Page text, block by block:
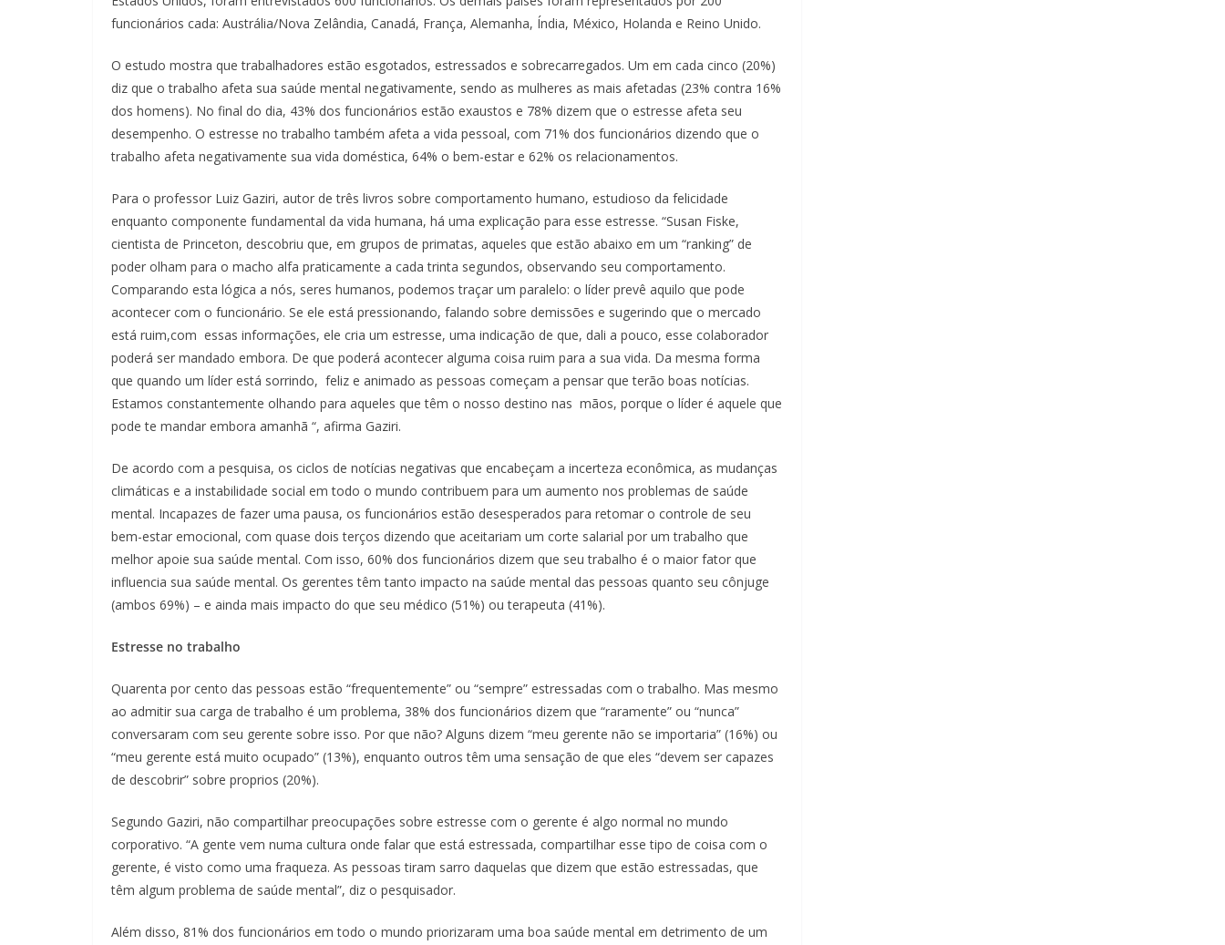
funcionários cada: Austrália/Nova Zelândia, Canadá, França, Alemanha, Índia, México, Holanda e Reino Unido.
O estudo mostra que trabalhadores estão esgotados, estressados e sobrecarregados. Um em cada cinco (20%)
diz que o trabalho afeta sua saúde mental negativamente, sendo as mulheres as mais afetadas (23% contra 16%
dos homens). No final do dia, 43% dos funcionários estão exaustos e 78% dizem que o estresse afeta seu
desempenho. O estresse no trabalho também afeta a vida pessoal, com 71% dos funcionários dizendo que o
trabalho afeta negativamente sua vida doméstica, 64% o bem-estar e 62% os relacionamentos.
Para o professor Luiz Gaziri, autor de três livros sobre comportamento humano, estudioso da felicidade
enquanto componente fundamental da vida humana, há uma explicação para esse estresse. “Susan Fiske,
cientista de Princeton, descobriu que, em grupos de primatas, aqueles que estão abaixo em um “ranking” de
poder olham para o macho alfa praticamente a cada trinta segundos, observando seu comportamento.
Comparando esta lógica a nós, seres humanos, podemos traçar um paralelo: o líder prevê aquilo que pode
acontecer com o funcionário. Se ele está pressionando, falando sobre demissões e sugerindo que o mercado
está ruim,com essas informações, ele cria um estresse, uma indicação de que, dali a pouco, esse colaborador
poderá ser mandado embora. De que poderá acontecer alguma coisa ruim para a sua vida. Da mesma forma
que quando um líder está sorrindo, feliz e animado as pessoas começam a pensar que terão boas notícias.
Estamos constantemente olhando para aqueles que têm o nosso destino nas mãos, porque o líder é aquele que
pode te mandar embora amanhã “, afirma Gaziri.
De acordo com a pesquisa, os ciclos de notícias negativas que encabeçam a incerteza econômica, as mudanças
climáticas e a instabilidade social em todo o mundo contribuem para um aumento nos problemas de saúde
mental. Incapazes de fazer uma pausa, os funcionários estão desesperados para retomar o controle de seu
bem-estar emocional, com quase dois terços dizendo que aceitariam um corte salarial por um trabalho que
melhor apoie sua saúde mental. Com isso, 60% dos funcionários dizem que seu trabalho é o maior fator que
influencia sua saúde mental. Os gerentes têm tanto impacto na saúde mental das pessoas quanto seu cônjuge
(ambos 69%) – e ainda mais impacto do que seu médico (51%) ou terapeuta (41%).
Estresse no trabalho
Quarenta por cento das pessoas estão “frequentemente” ou “sempre” estressadas com o trabalho. Mas mesmo
ao admitir sua carga de trabalho é um problema, 38% dos funcionários dizem que “raramente” ou “nunca”
conversaram com seu gerente sobre isso. Por que não? Alguns dizem “meu gerente não se importaria” (16%) ou
“meu gerente está muito ocupado” (13%), enquanto outros têm uma sensação de que eles “devem ser capazes
de descobrir” sobre proprios (20%).
Segundo Gaziri, não compartilhar preocupações sobre estresse com o gerente é algo normal no mundo
corporativo. “A gente vem numa cultura onde falar que está estressada, compartilhar esse tipo de coisa com o
gerente, é visto como uma fraqueza. As pessoas tiram sarro daquelas que dizem que estão estressadas, que
têm algum problema de saúde mental”, diz o pesquisador.
Além disso, 81% dos funcionários em todo o mundo priorizaram uma boa saúde mental em detrimento de um